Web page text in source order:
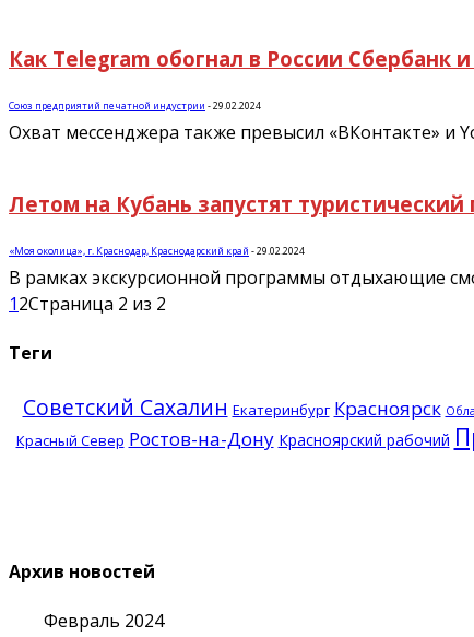
Как Telegram обогнал в России Сбербанк
Союз предприятий печатной индустрии -29.02.2024
Охват мессенджера также превысил «ВКонтакте» и
Летом на Кубань запустят
«Моя околица», г. Краснодар, Краснодарский край -29.02.2024
В рамках экскурсионной программы отдыхающие
12Страница 2 из 2
Теги
Советский Сахалин Екатеринбург Красноярск
Красный Север Ростов-на-Дону Красноярский рабочий
Архив новостей
Февраль 2024